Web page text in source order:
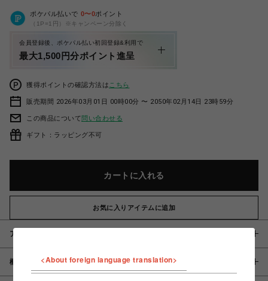
ポケパル払いで 0〜0ポイント
（1P=1円）※キャンペーン分除く
会員登録後、ポケパル払い初回登録&利用で
最大1,500円分ポイント進呈
獲得ポイントの確認方法は こちら
販売期間 2026年03月01日 00時00分 〜 2050年02月14日 23時59分
この商品について問い合わせる
ギフト：ラッピング不可
カートに入れる
お気に入りアイテムに追加
アイテム説明 / 素材
概要 <About foreign language translation>